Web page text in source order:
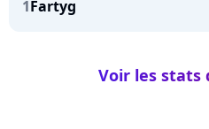
1Fartyg
Voir les stats